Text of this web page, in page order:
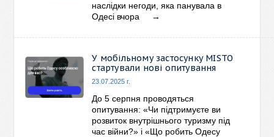
наслідки негоди, яка панувала в
Одесі вчора
→
У мобільному застосунку MISTO
стартували нові опитування
23.07.2025 г.
До 5 серпня проводяться
опитування: «Чи підтримуєте ви
розвиток внутрішнього туризму під
час війни?» і «Що робить Одесу